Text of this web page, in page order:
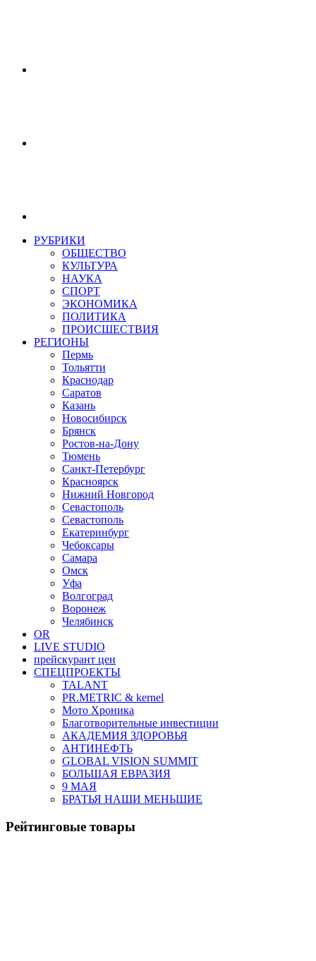
РУБРИКИ
ОБЩЕСТВО
КУЛЬТУРА
НАУКА
СПОРТ
ЭКОНОМИКА
ПОЛИТИКА
ПРОИСШЕСТВИЯ
РЕГИОНЫ
Пермь
Тольятти
Краснодар
Саратов
Казань
Новосибирск
Брянск
Ростов-на-Дону
Тюмень
Санкт-Петербург
Красноярск
Нижний Новгород
Севастополь
Севастополь
Екатеринбург
Чебоксары
Самара
Омск
Уфа
Волгоград
Воронеж
Челябинск
OR
LIVE STUDIO
прейскурант цен
СПЕЦПРОЕКТЫ
TALANT
PR.METRIC & kernel
Мото Хроника
Благотворительные инвестиции
АКАДЕМИЯ ЗДОРОВЬЯ
АНТИНЕФТЬ
GLOBAL VISION SUMMIT
БОЛЬШАЯ ЕВРАЗИЯ
9 МАЯ
БРАТЬЯ НАШИ МЕНЬШИЕ
Рейтинговые товары